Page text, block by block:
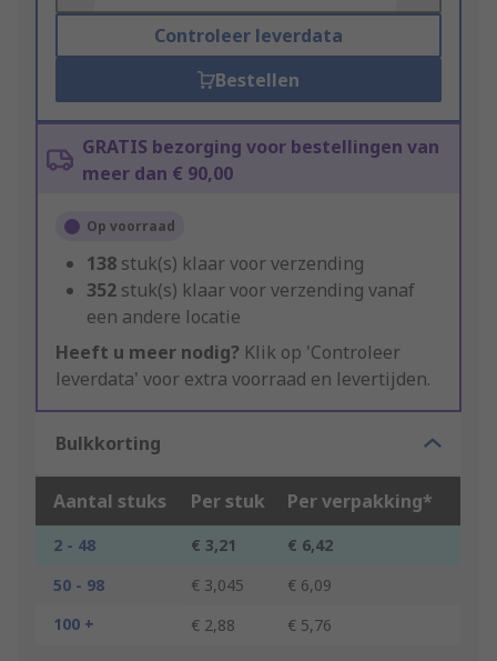
Controleer leverdata
Bestellen
GRATIS bezorging voor bestellingen van
meer dan € 90,00
Op voorraad
138 stuk(s) klaar voor verzending
352 stuk(s) klaar voor verzending vanaf
een andere locatie
Heeft u meer nodig? Klik op 'Controleer
leverdata' voor extra voorraad en levertijden.
Bulkkorting
Aantal stuks Per stuk Per verpakking*
2 - 48 € 3,21
€ 6,42
50 - 98
€ 3,045
€ 6,09
100 +
€ 2,88 € 5,76